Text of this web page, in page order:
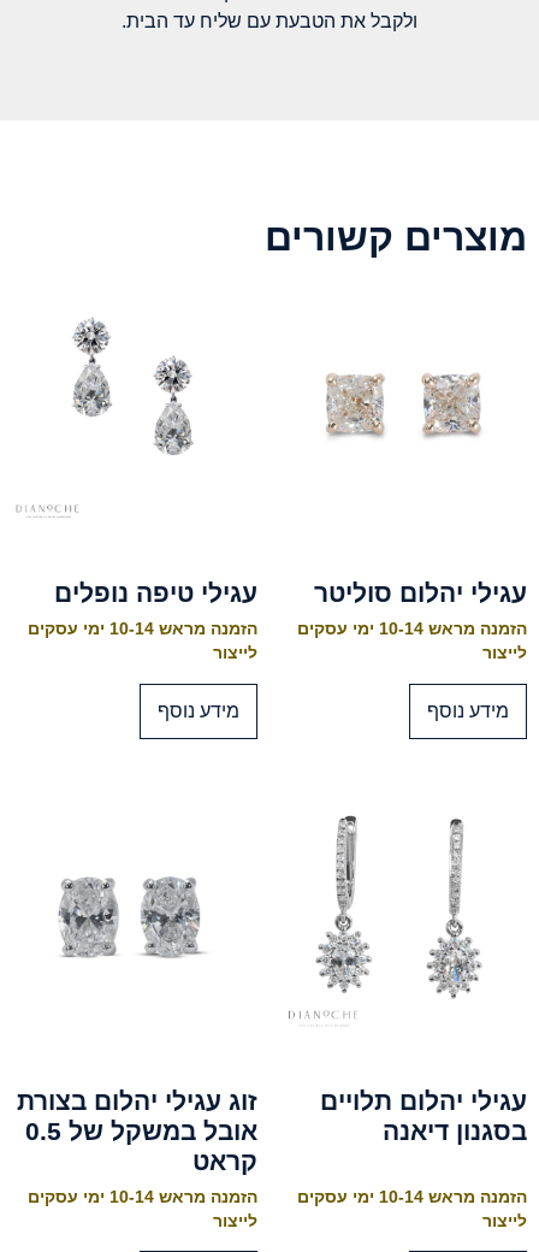
ולקבל את הטבעת עם שליח עד הבית.
מוצרים קשורים
עגילי יהלום סוליטר
הזמנה מראש 10-14 ימי עסקים
לייצור
מידע נוסף
עגילי טיפה נופלים
הזמנה מראש 10-14 ימי עסקים
לייצור
מידע נוסף
עגילי יהלום תלויים
בסגנון דיאנה
הזמנה מראש 10-14 ימי עסקים
לייצור
זוג עגילי יהלום בצורת
אובל במשקל של 0.5
קראט
הזמנה מראש 10-14 ימי עסקים
לייצור